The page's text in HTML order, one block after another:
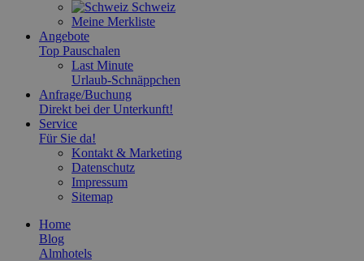
Schweiz
Meine Merkliste
Angebote
Top Pauschalen
Last Minute
Urlaub-Schnäppchen
Anfrage/Buchung
Direkt bei der Unterkunft!
Service
Für Sie da!
Kontakt & Marketing
Datenschutz
Impressum
Sitemap
Home
Blog
Almhotels